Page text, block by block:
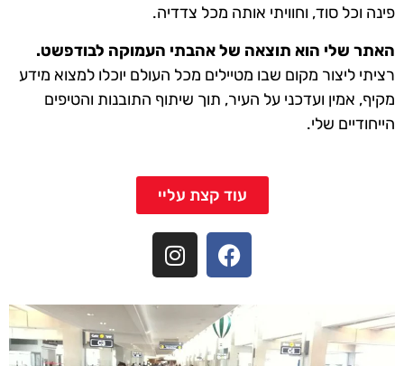
פינה וכל סוד, וחוויתי אותה מכל צדדיה.
האתר שלי הוא תוצאה של אהבתי העמוקה לבודפשט.
רציתי ליצור מקום שבו מטיילים מכל העולם יוכלו למצוא מידע
מקיף, אמין ועדכני על העיר, תוך שיתוף התובנות והטיפים
הייחודיים שלי.
עוד קצת עליי